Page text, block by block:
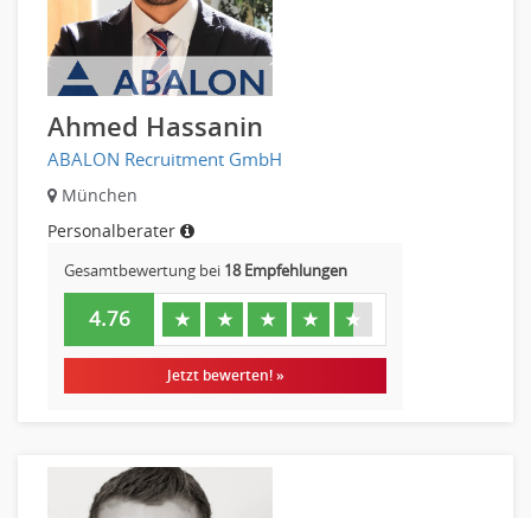
Ahmed Hassanin
ABALON Recruitment GmbH
München
Personalberater
Gesamtbewertung bei 18 Empfehlungen
4.76 ★ ★ ★ ★ ★
Jetzt bewerten! »